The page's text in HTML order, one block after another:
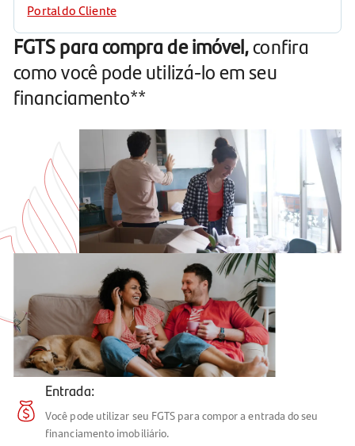
Portal do Cliente
FGTS para compra de imóvel,confira
como você pode utilizá-lo em seu
financiamento**
Entrada:
Você pode utilizar seu FGTS para compor a entrada do seu
financiamento imobiliário.